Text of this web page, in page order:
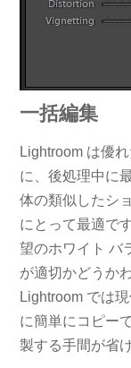
一括編集
Lightroom は優
に、後処理中に
体の類似したシ
にとって最適で
望のホワイト バ
が適切かどうか
Lightroom では
に簡単にコピー
製する手間が省